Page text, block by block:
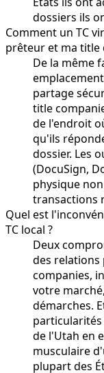
dossiers ils
Comment un TC
prêteur et ma title
De la même
partage
title
de l'endroit
qu'ils
dossier. Les
(DocuSign,
physique
transactions
Quel est
TC local ?
Deux
des relations
companies,
votre
démarches.
particularités
de l'Utah en
musculaire
plupart des